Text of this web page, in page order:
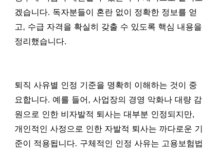
겠습니다. 독자분들이 혼란 없이 정확한 정보를 얻
고, 수급 자격을 확실히 갖출 수 있도록 핵심 내용을
정리했습니다.
퇴직 사유별 인정 기준을 명확히 이해하는 것이 중
요합니다. 예를 들어, 사업장의 경영 악화나 대량 감
원으로 인한 비자발적 퇴사는 대부분 인정되지만,
개인적인 사정으로 인한 자발적 퇴사는 까다로운 기
준이 적용됩니다. 구체적인 인정 사유는 고용보험법